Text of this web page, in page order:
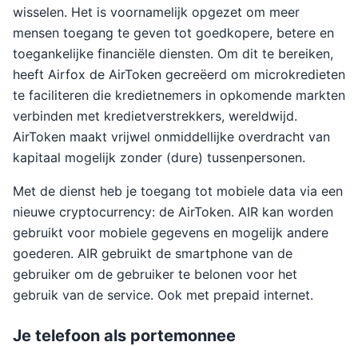
wisselen. Het is voornamelijk opgezet om meer
mensen toegang te geven tot goedkopere, betere en
toegankelijke financiële diensten. Om dit te bereiken,
heeft Airfox de AirToken gecreëerd om microkredieten
te faciliteren die kredietnemers in opkomende markten
verbinden met kredietverstrekkers, wereldwijd.
AirToken maakt vrijwel onmiddellijke overdracht van
kapitaal mogelijk zonder (dure) tussenpersonen.
Met de dienst heb je toegang tot mobiele data via een
nieuwe cryptocurrency: de AirToken. AIR kan worden
gebruikt voor mobiele gegevens en mogelijk andere
goederen. AIR gebruikt de smartphone van de
gebruiker om de gebruiker te belonen voor het
gebruik van de service. Ook met prepaid internet.
Je telefoon als portemonnee